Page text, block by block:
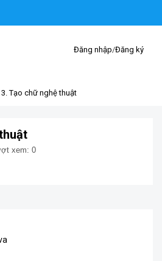
Đăng nhập/Đăng ký
3. Tạo chữ nghệ thuật
xem: 0